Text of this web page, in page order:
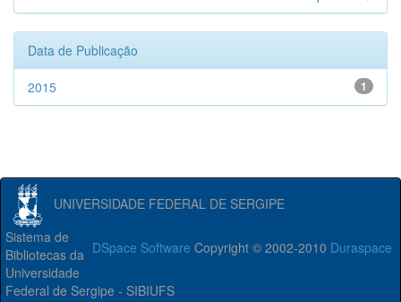
Data de Publicação
1
2015
UNIVERSIDADE FEDERAL DE SERGIPE
DSpace Software Copyright © 2002-2010 Duraspace
Sistema de
Bibliotecas da
Universidade
Federal de Sergipe - SIBIUFS